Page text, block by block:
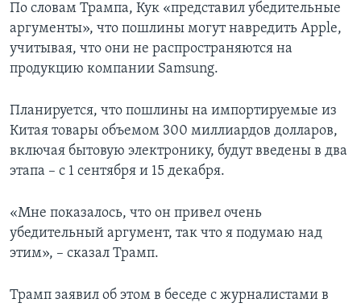
По словам Трампа, Кук «представил убедительные
аргументы», что пошлины могут навредить Apple,
учитывая, что они не распространяются на
продукцию компании Samsung.
Планируется, что пошлины на импортируемые из
Китая товары объемом 300 миллиардов долларов,
включая бытовую электронику, будут введены в два
этапа – с 1 сентября и 15 декабря.
«Мне показалось, что он привел очень
убедительный аргумент, так что я подумаю над
этим», – сказал Трамп.
Трамп заявил об этом в беседе с журналистами в